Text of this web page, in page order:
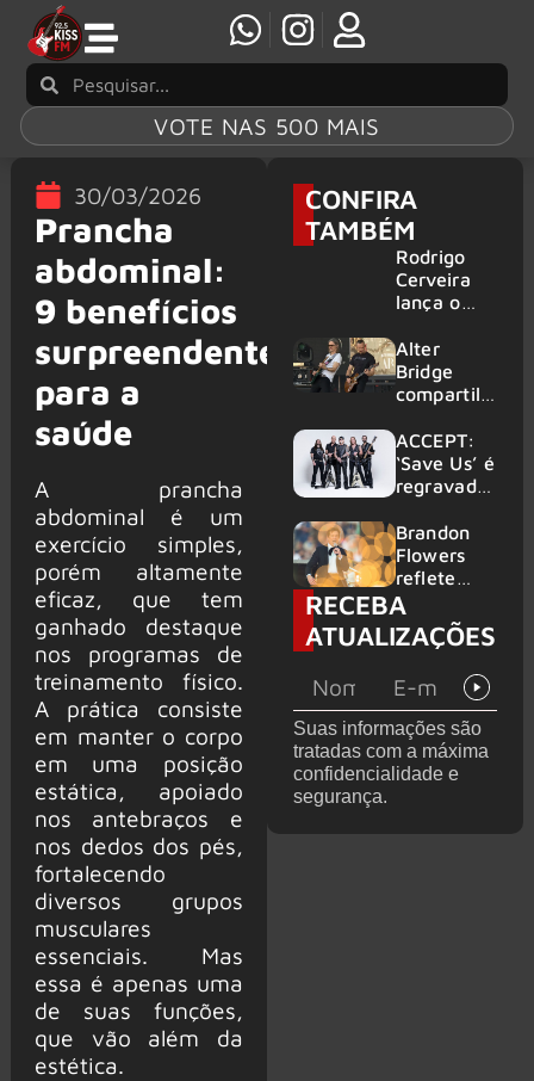
VOTE NAS 500 MAIS
30/03/2026
Prancha
abdominal:
9 benefícios
surpreendentes
para a
saúde
A prancha
abdominal é um
exercício simples,
porém altamente
eficaz, que tem
ganhado destaque
nos programas de
treinamento físico.
A prática consiste
em manter o corpo
em uma posição
estática, apoiado
nos antebraços e
nos dedos dos pés,
fortalecendo
diversos grupos
musculares
essenciais. Mas
essa é apenas uma
de suas funções,
que vão além da
estética.
CONFIRA
TAMBÉM
Rodrigo
Cerveira
lança o
Searcher”
Alter
Bridge
compartilh
vivo de
“Fortress”
gravada
am Ring
2026
ACCEPT:
‘Save Us’ é
regravada
membros
do GHOST
e KORN
Brandon
Flowers
reflete
sobre o
futuro e
levanta
de de
deixar os
palcos
RECEBA
ATUALIZAÇÕES
Suas informações são
tratadas com a máxima
confidencialidade e
segurança.